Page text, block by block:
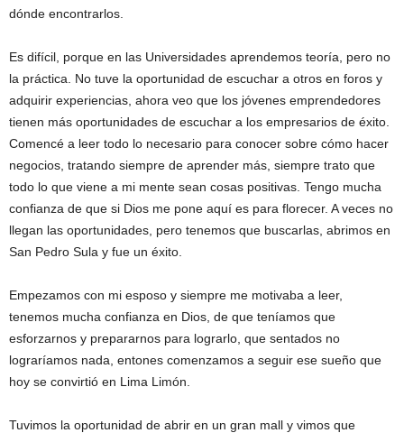
dónde encontrarlos.
Es difícil, porque en las Universidades aprendemos teoría, pero no
la práctica. No tuve la oportunidad de escuchar a otros en foros y
adquirir experiencias, ahora veo que los jóvenes emprendedores
tienen más oportunidades de escuchar a los empresarios de éxito.
Comencé a leer todo lo necesario para conocer sobre cómo hacer
negocios, tratando siempre de aprender más, siempre trato que
todo lo que viene a mi mente sean cosas positivas. Tengo mucha
confianza de que si Dios me pone aquí es para florecer. A veces no
llegan las oportunidades, pero tenemos que buscarlas, abrimos en
San Pedro Sula y fue un éxito.
Empezamos con mi esposo y siempre me motivaba a leer,
tenemos mucha confianza en Dios, de que teníamos que
esforzarnos y prepararnos para lograrlo, que sentados no
lograríamos nada, entones comenzamos a seguir ese sueño que
hoy se convirtió en Lima Limón.
Tuvimos la oportunidad de abrir en un gran mall y vimos que